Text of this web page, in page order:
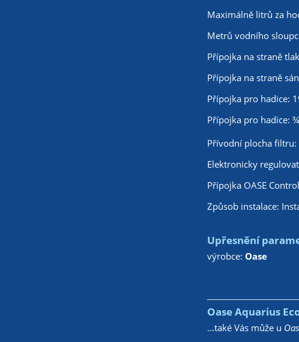
Maximálně litrů za
Metrů vodního
Přípojka na straně
Přípojka na straně
Přípojka pro hadice:
Přípojka pro hadice:
Přívodní plocha filtru:
Elektronicky
Přípojka OASE
Způsob instalace:
Upřesnění
výrobce: Oase
Oase Aquarius
...také Vás může u